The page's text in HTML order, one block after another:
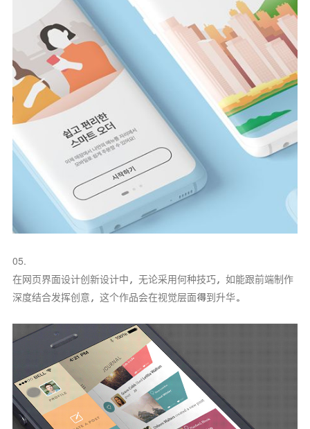
05.
在网页界面设计创新设计中，无论采用何种技巧，如能跟前端制作
深度结合发挥创意，这个作品会在视觉层面得到升华。